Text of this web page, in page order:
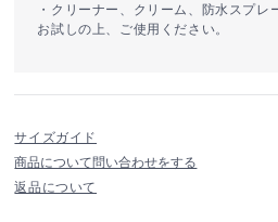
・クリーナー、クリーム、防水スプ
お試しの上、ご使用ください。
サイズガイド
商品について問い合わせをする
返品について